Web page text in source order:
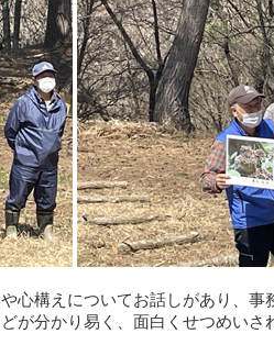
心構えについてお話しがあり、事
が分かり易く、面白くせつめいさ